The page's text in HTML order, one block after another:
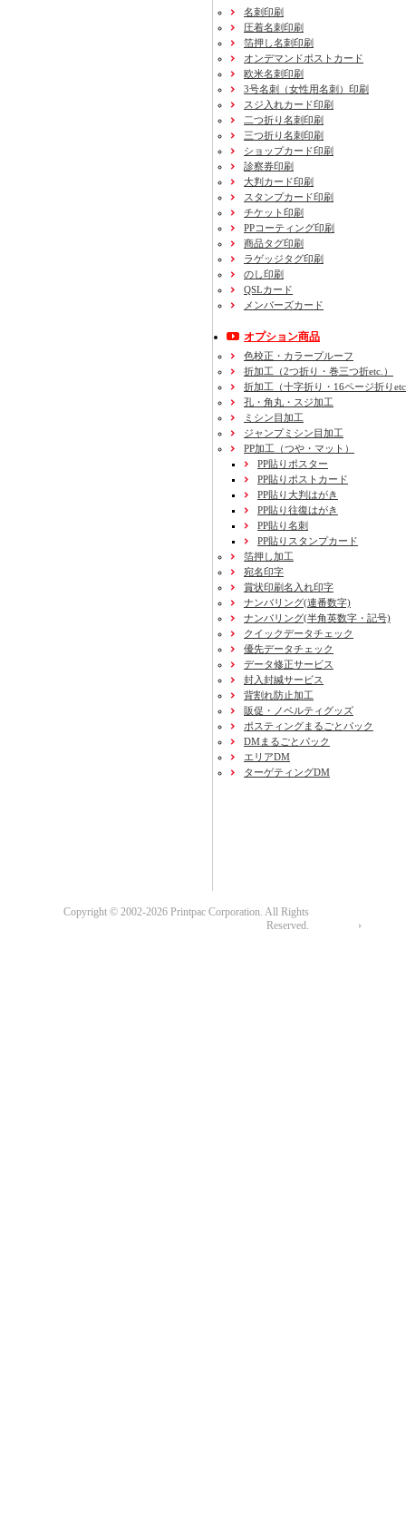
名刺印刷
圧着名刺印刷
箔押し名刺印刷
オンデマンドポストカード
欧米名刺印刷
3号名刺
（女性用名刺） 印刷
スジ入れカード印刷
二つ折り名刺印刷
三つ折り名刺印刷
ショップカード印刷
診察券印刷
大判カード印刷
スタンプカード印刷
チケット印刷
PPコーティング印刷
商品タグ印刷
ラゲッジタグ印刷
のし印刷
QSLカード
メンバーズカード
オプション商品
色校正・カラープルーフ
折加工 （2つ折り・巻三つ折etc.）
折加工 （十字折り・16ページ折り
孔・角丸・スジ加工
ミシン目加工
ジャンプミシン目加工
PP加工 （つや・マット）
PP貼りポスター
PP貼りポストカード
PP貼り大判はがき
PP貼り往復はがき
PP貼り名刺
PP貼りスタンプカード
箔押し加工
宛名印字
賞状印刷名入れ印字
ナンバリング(連番数字)
ナンバリング(半角英数字・記号)
クイックデータチェック
優先データチェック
データ修正サービス
封入封緘サービス
背割れ防止加工
販促・ノベルティグッズ
ポスティングまるごとパック
DMまるごとパック
エリアDM
ターゲティングDM
Copyright © 2002-2026 Printpac Corporation. All Rights
Reserved.